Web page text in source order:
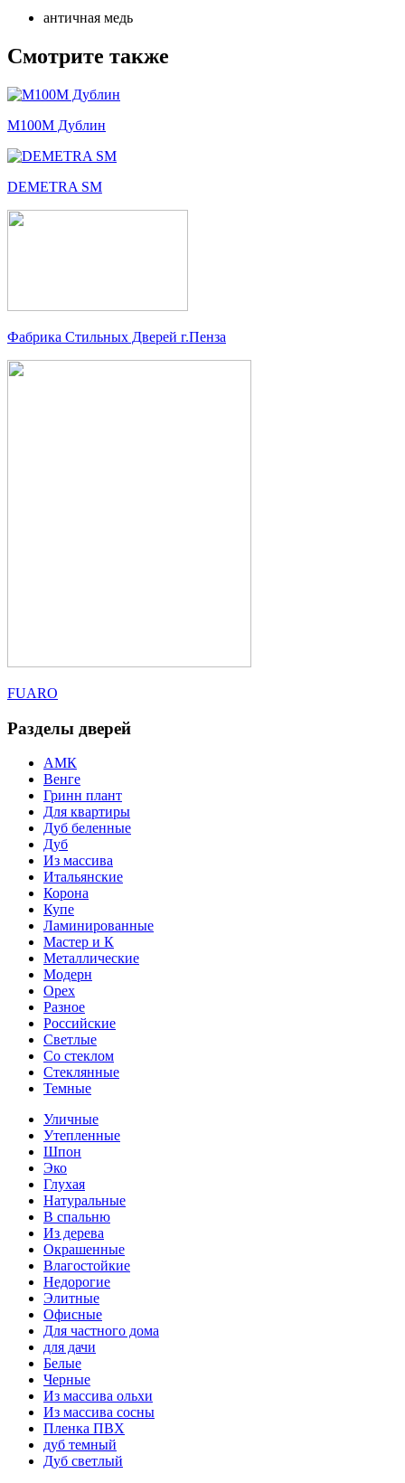
античная медь
Смотрите также
М100М Дублин
DEMETRA SM
Фабрика Стильных Дверей г.Пенза
FUARO
Разделы дверей
АМК
Венге
Гринн плант
Для квартиры
Дуб беленные
Дуб
Из массива
Итальянские
Корона
Купе
Ламинированные
Мастер и К
Металлические
Модерн
Орех
Разное
Российские
Светлые
Со стеклом
Стеклянные
Темные
Уличные
Утепленные
Шпон
Эко
Глухая
Натуральные
В спальню
Из дерева
Окрашенные
Влагостойкие
Недорогие
Элитные
Офисные
Для частного дома
для дачи
Белые
Черные
Из массива ольхи
Из массива сосны
Пленка ПВХ
дуб темный
Дуб светлый